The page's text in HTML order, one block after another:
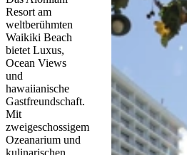
Resort am
weltberühmten
Waikiki Beach
bietet Luxus,
Ocean Views
und
hawaiianische
Gastfreundschaft.
Mit
zweigeschossigem
Ozeanarium und
kulinarischen